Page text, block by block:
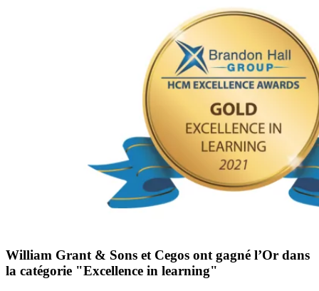
William Grant & Sons et Cegos ont gagné l’Or dans
la catégorie "Excellence in learning"